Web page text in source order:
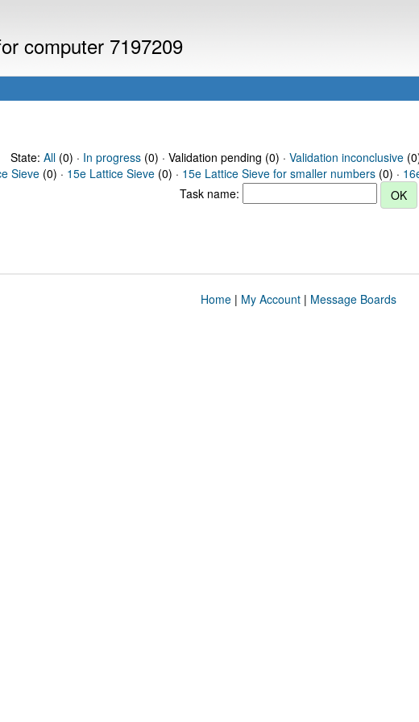
computer 7197209
State: All(0) · In progress(0) · Validation pending (0) · Validation inconclusive
Sieve (0) · 15e Lattice Sieve (0) · 15e Lattice Sieve for smaller numbers (0) ·
Task name:
Home| My Account| Message Boards